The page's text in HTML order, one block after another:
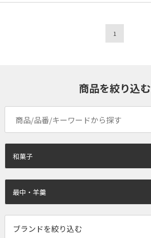
1
商品を絞り込む
和菓子
最中・羊羹
ブランドを絞り込む